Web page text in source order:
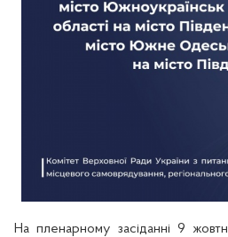
На пленарному засіданні 9